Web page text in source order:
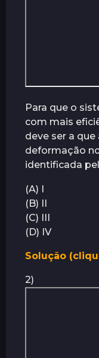
Para que o
com mais
deve ser a
deformação
identificada
(A) I
(B) II
(C) III
(D) IV
Solução
2)